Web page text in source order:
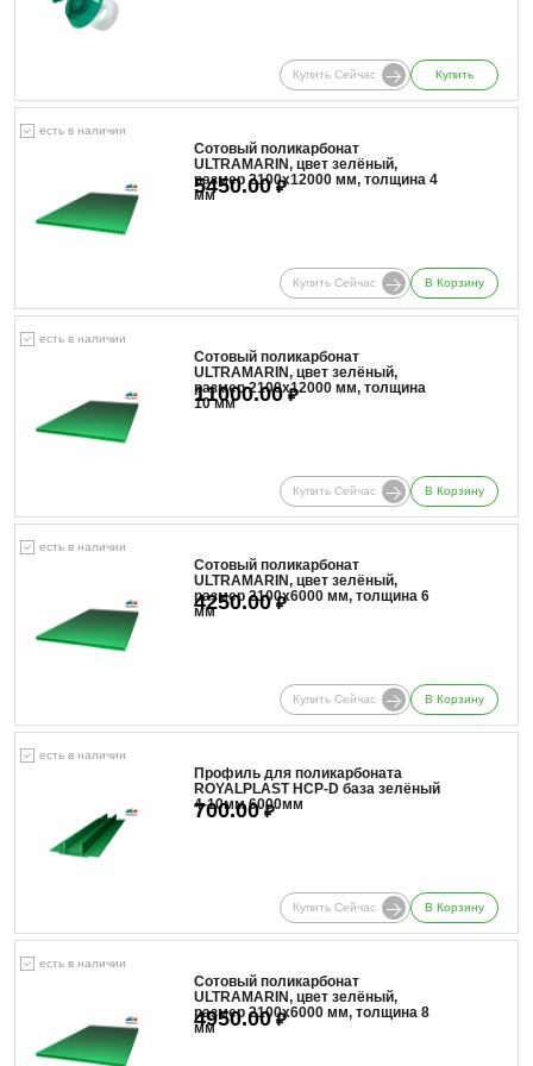
Купить Сейчас Купить
есть в наличии
Сотовый поликарбонат
ULTRAMARIN, цвет зелёный,
размер 2100x12000 мм, толщина 4
мм
5450.00₽
Купить Сейчас В Корзину
есть в наличии
Сотовый поликарбонат
ULTRAMARIN, цвет зелёный,
размер 2100x12000 мм, толщина
10 мм
11000.00₽
Купить Сейчас В Корзину
есть в наличии
Сотовый поликарбонат
ULTRAMARIN, цвет зелёный,
размер 2100x6000 мм, толщина 6
мм
4250.00₽
Купить Сейчас В Корзину
есть в наличии
Профиль для поликарбоната
ROYALPLAST HCP-D база зелёный
4-10мм 6000мм
700.00₽
Купить Сейчас В Корзину
есть в наличии
Сотовый поликарбонат
ULTRAMARIN, цвет зелёный,
размер 2100x6000 мм, толщина 8
мм
4950.00₽